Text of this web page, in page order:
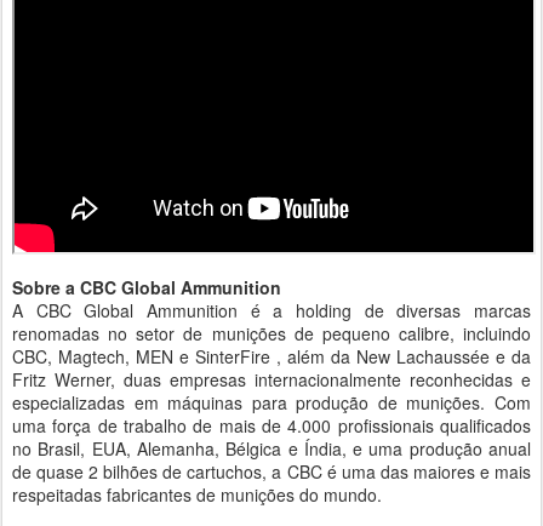
Sobre a CBC Global Ammunition
A CBC Global Ammunition é a holding de diversas marcas
renomadas no setor de munições de pequeno calibre, incluindo
CBC, Magtech, MEN e SinterFire , além da New Lachaussée e da
Fritz Werner, duas empresas internacionalmente reconhecidas e
especializadas em máquinas para produção de munições. Com
uma força de trabalho de mais de 4.000 profissionais qualificados
no Brasil, EUA, Alemanha, Bélgica e Índia, e uma produção anual
de quase 2 bilhões de cartuchos, a CBC é uma das maiores e mais
respeitadas fabricantes de munições do mundo.